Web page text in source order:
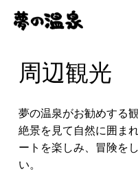
周辺観光
夢の温泉がお勧めする
絶景を見て自然に囲ま
ートを楽しみ、冒険を
い。